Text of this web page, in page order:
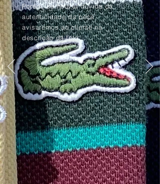
Porém, se houver dúvida da
autenticidade da peça,
avisaremos ao cliente na
descrição da foto.